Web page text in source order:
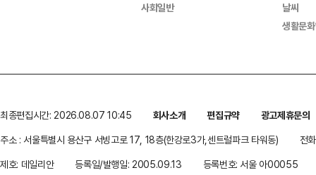
사회일반
날씨
생활문
최종편집시간: 2026.08.07 10:45 회사소개 편집규약
광고제휴문의
주소 : 서울특별시 용산구 서빙고로 17, 18층(한강로3가,센트럴파크 타워동)
전
제호: 데일리안
등록일/발행일: 2005.09.13 등록번호: 서울 아00055